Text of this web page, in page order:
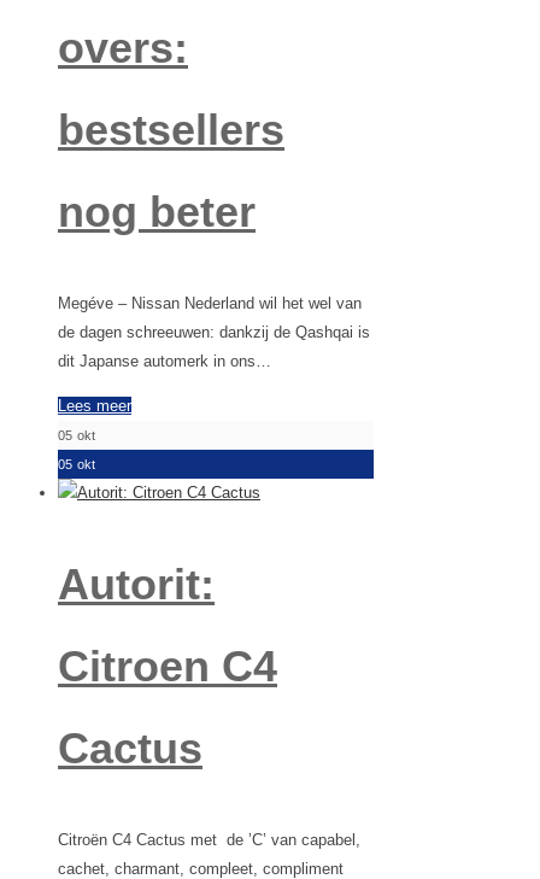
overs:
bestsellers
nog beter
Megéve – Nissan Nederland wil het wel van
de dagen schreeuwen: dankzij de Qashqai is
dit Japanse automerk in ons…
Lees meer
05 okt
05 okt
Autorit:
Citroen C4
Cactus
Citroën C4 Cactus met de ’C’ van capabel,
cachet, charmant, compleet, compliment